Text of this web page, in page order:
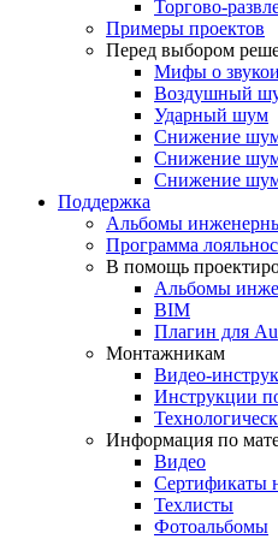
Торгово-
Примеры проектов
Перед выбором
Мифы о
Воздушный
Ударный шум
Снижение
Снижение
Снижение
Поддержка
Альбомы
Программа
В помощь
Альбомы
BIM
Плагин для
Монтажникам
Видео-
Инструкции
Информация по
Видео
Сертификаты
Техлисты
Фотоальбомы